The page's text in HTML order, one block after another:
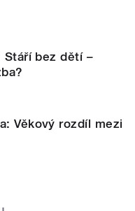
Stáří bez dětí –
Věkový rozdíl mezi